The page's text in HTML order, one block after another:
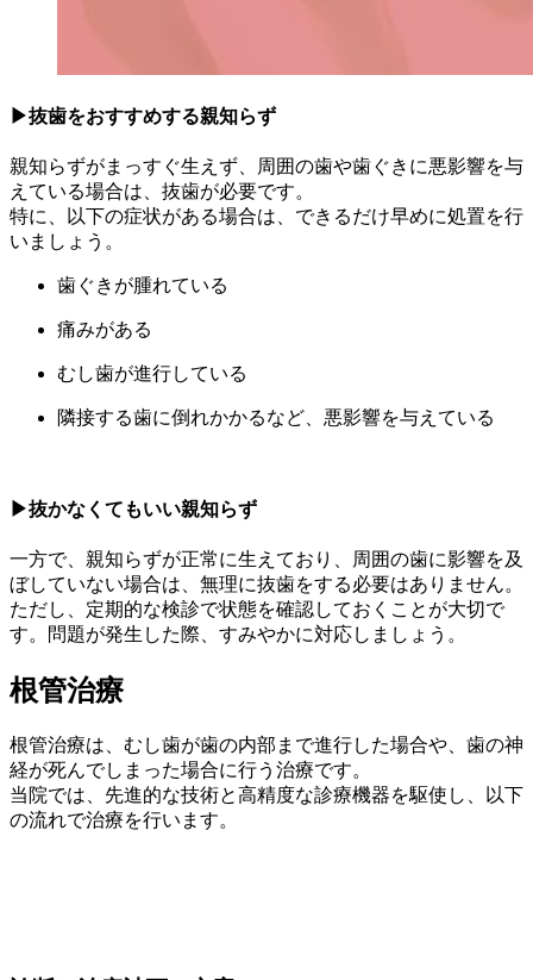
▶抜歯をおすすめする親知らず
親知らずがまっすぐ生えず、周囲の歯や歯ぐきに悪影響を与
えている場合は、抜歯が必要です。
特に、以下の症状がある場合は、できるだけ早めに処置を行
いましょう。
歯ぐきが腫れている
痛みがある
むし歯が進行している
隣接する歯に倒れかかるなど、悪影響を与えている
▶抜かなくてもいい親知らず
一方で、親知らずが正常に生えており、周囲の歯に影響を及
ぼしていない場合は、無理に抜歯をする必要はありません。
ただし、定期的な検診で状態を確認しておくことが大切で
す。問題が発生した際、すみやかに対応しましょう。
根管治療
根管治療は、むし歯が歯の内部まで進行した場合や、歯の神
経が死んでしまった場合に行う治療です。
当院では、先進的な技術と高精度な診療機器を駆使し、以下
の流れで治療を行います。